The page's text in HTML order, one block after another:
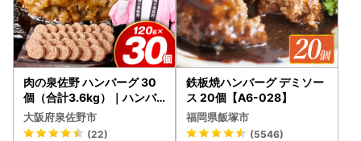
肉の泉佐野 ハンバーグ 30
個（合計3.6kg）｜ハンバ
ーグ 訳あり 黒毛和牛×なに
わポーク
大阪府泉佐野市
(22)
鉄板焼ハンバーグ デミソー
ス 20個【A6-028】
福岡県飯塚市
(5546)